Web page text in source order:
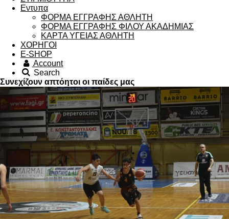
Εντυπα
ΦΟΡΜΑ ΕΓΓΡΑΦΗΣ ΑΘΛΗΤΗ
ΦΟΡΜΑ ΕΓΓΡΑΦΗΣ ΦΙΛΟΥ ΑΚΑΔΗΜΙΑΣ
ΚΑΡΤΑ ΥΓΕΙΑΣ ΑΘΛΗΤΗ
ΧΟΡΗΓΟΙ
Ε-SHOP
Account
Search
Συνεχίζουν απτόητοι οι παίδες μας